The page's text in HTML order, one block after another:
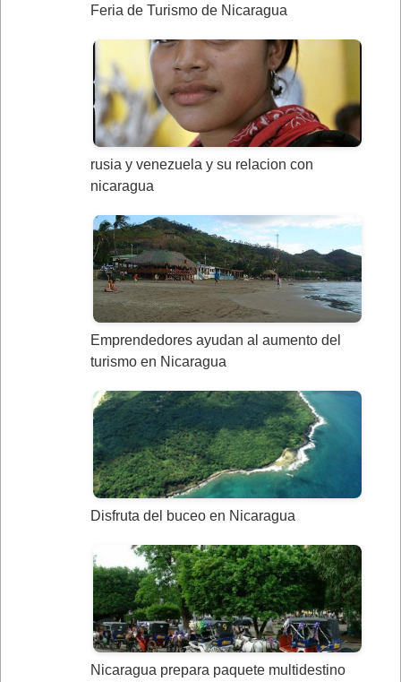
Feria de Turismo de Nicaragua
rusia y venezuela y su relacion con
nicaragua
Emprendedores ayudan al aumento del
turismo en Nicaragua
Disfruta del buceo en Nicaragua
Nicaragua prepara paquete multidestino